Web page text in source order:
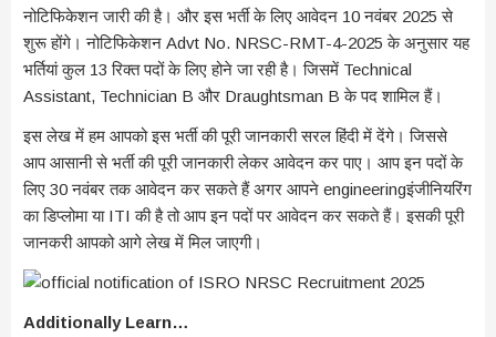
नोटिफिकेशन जारी की है। और इस भर्ती के लिए आवेदन 10 नवंबर 2025 से
शुरू होंगे। नोटिफिकेशन Advt No. NRSC-RMT-4-2025 के अनुसार यह
भर्तियां कुल 13 रिक्त पदों के लिए होने जा रही है। जिसमें Technical
Assistant, Technician B और Draughtsman B के पद शामिल हैं।
इस लेख में हम आपको इस भर्ती की पूरी जानकारी सरल हिंदी में देंगे। जिससे
आप आसानी से भर्ती की पूरी जानकारी लेकर आवेदन कर पाए। आप इन पदों के
लिए 30 नवंबर तक आवेदन कर सकते हैं अगर आपने engineeringइंजीनियरिंग
का डिप्लोमा या ITI की है तो आप इन पदों पर आवेदन कर सकते हैं। इसकी पूरी
जानकरी आपको आगे लेख में मिल जाएगी।
Additionally Learn…